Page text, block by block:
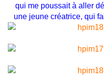
qui me poussait à aller
une jeune créatrice, qui